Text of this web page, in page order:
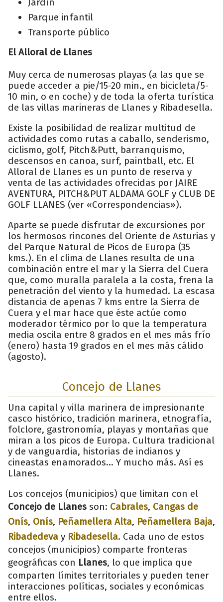
Parque infantil
Transporte público
El Alloral de Llanes
Muy cerca de numerosas playas (a las que se
puede acceder a pie/15-20 min., en bicicleta/5-
10 min, o en coche) y de toda la oferta turística
de las villas marineras de Llanes y Ribadesella.
Existe la posibilidad de realizar multitud de
actividades como rutas a caballo, senderismo,
ciclismo, golf, Pitch&Putt, barranquismo,
descensos en canoa, surf, paintball, etc. El
Alloral de Llanes es un punto de reserva y
venta de las actividades ofrecidas por JAIRE
AVENTURA, PITCH&PUT ALDAMA GOLF y CLUB DE
GOLF LLANES (ver «Correspondencias»).
Aparte se puede disfrutar de excursiones por
los hermosos rincones del Oriente de Asturias y
del Parque Natural de Picos de Europa (35
kms.). En el clima de Llanes resulta de una
combinación entre el mar y la Sierra del Cuera
que, como muralla paralela a la costa, frena la
penetración del viento y la humedad. La escasa
distancia de apenas 7 kms entre la Sierra de
Cuera y el mar hace que éste actúe como
moderador térmico por lo que la temperatura
media oscila entre 8 grados en el mes más frío
(enero) hasta 19 grados en el mes más cálido
(agosto).
Concejo de Llanes
Una capital y villa marinera de impresionante
casco histórico, tradición marinera, etnografía,
folclore, gastronomía, playas y montañas que
miran a los picos de Europa. Cultura tradicional
y de vanguardia, historias de indianos y
cineastas enamorados... Y mucho más. Así es
Llanes.
Los concejos (municipios) que limitan con el
Concejo de Llanes son: Cabrales, Cangas de
Onís, Onís, Peñamellera Alta, Peñamellera Baja,
Ribadedeva y Ribadesella. Cada uno de estos
concejos (municipios) comparte fronteras
geográficas con Llanes, lo que implica que
comparten límites territoriales y pueden tener
interacciones políticas, sociales y económicas
entre ellos.